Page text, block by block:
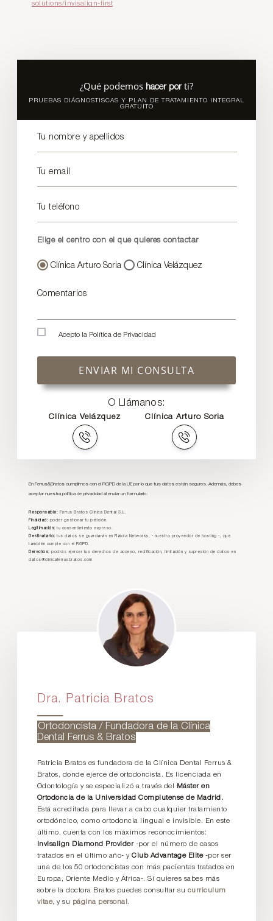
solutions/invisalign-first
¿Qué podemos hacer porti?
PRUEBAS DIÁGNOSTISCAS Y PLAN DE TRATAMIENTO INTEGRAL
GRATUITO
Tu nombre y apellidos
Tu email
Tu teléfono
Elige el centro con el que quieres contactar
Clínica Arturo Soria Clínica Velázquez
Comentarios
Acepto la Política de Privacidad
ENVIAR MI CONSULTA
O Llámanos:
Clínica Velázquez Clínica Arturo Soria
En Ferrus&Bratos cumplimos con el RGPD de la UE por lo que tus datos están seguros. Además, debes
aceptar nuestra política de privacidad al enviar un formulario:
Responsable: Ferrus Bratos Clínica Dental S.L.
Finalidad: poder gestionar tu petición.
Legitimación: tu consentimiento expreso.
Destinatario: tus datos se guardarán en Raiola Networks, - nuestro proveedor de hosting -, que
también cumple con el RGPD.
Derechos: podrás ejercer tus derechos de acceso, rectificación, limitación y supresión de datos en
datos@clinicaferrusbratos.com
Dra. Patricia Bratos
Ortodoncista / Fundadora de la Clínica
Dental Ferrus & Bratos
Patricia Bratos es fundadora de la Clínica Dental Ferrus &
Bratos, donde ejerce de ortodoncista. Es licenciada en
Odontología y se especializó a través del
Máster en
Ortodoncia de la Universidad Complutense de Madrid.
Está acreditada para llevar a cabo cualquier tratamiento
ortodóncico, como ortodoncia lingual e invisible. En este
último, cuenta con los máximos reconocimientos:
Invisalign Diamond Provider-por el número de casos
tratados en el último año- yClub Advantage Elite-por ser
una de los 50 ortodoncistas con más pacientes tratados en
Europa, Oriente Medio y África-. Si quieres sabes más
sobre la doctora Bratos puedes consultar su curriculum
vitae, y su página personal.